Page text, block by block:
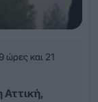
ώρες και 21